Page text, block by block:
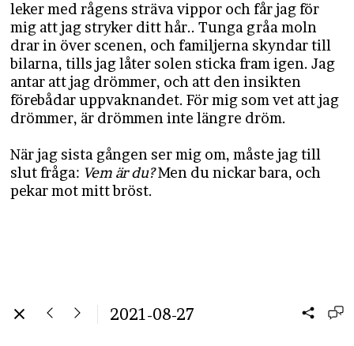
leker med rågens sträva vippor och får jag för
mig att jag stryker ditt hår.. Tunga gråa moln
drar in över scenen, och familjerna skyndar till
bilarna, tills jag låter solen sticka fram igen. Jag
antar att jag drömmer, och att den insikten
förebådar uppvaknandet. För mig som vet att jag
drömmer, är drömmen inte längre dröm.
När jag sista gången ser mig om, måste jag till
slut fråga: Vem är du?Men du nickar bara, och
pekar mot mitt bröst.
2021-08-27